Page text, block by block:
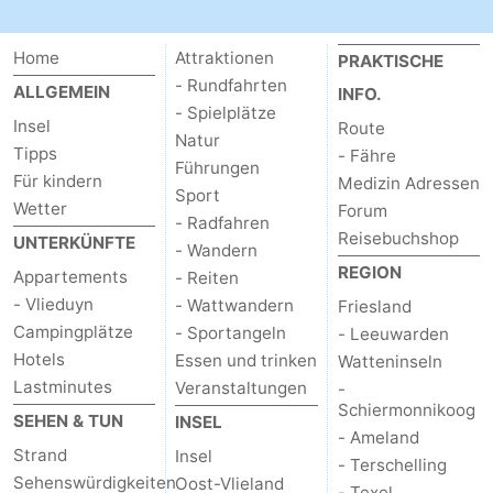
-
Leeuwarden
Watteninseln
-
Schiermonnikoog
-
Ameland
-
Terschelling
-
Texel
Wetter
Kontakt
Home
ALLGEMEIN
Insel
Tipps
Für kindern
Wetter
UNTERKÜNFTE
Appartements
- Vlieduyn
Campingplätze
Hotels
Lastminutes
SEHEN & TUN
Strand
Sehenswürdigkeiten
Attraktionen
- Rundfahrten
- Spielplätze
Natur
Führungen
Sport
- Radfahren
- Wandern
- Reiten
- Wattwandern
- Sportangeln
Essen und trinken
Veranstaltungen
INSEL
Insel
Oost-Vlieland
PRAKTISCHE
INFO.
Route
- Fähre
Medizin Adressen
Forum
Reisebuchshop
REGION
Friesland
- Leeuwarden
Watteninseln
-
Schiermonnikoog
- Ameland
- Terschelling